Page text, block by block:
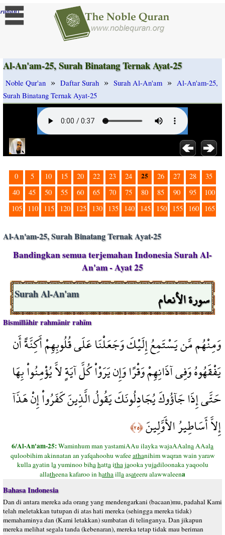
]
Al-An'am-25, Surah Binatang Ternak Ayat-25
Noble Qur'an » Daftar Surah » Surah Al-An'am » Al-An'am-25,
Surah Binatang Ternak Ayat-25
0 5 10 15 20 22 23 24 25 26 27 28
35
40
45 50 55 60 65 70 75 80 85 90 95
100
105
110 115 120 125 130 135 140 145 150 155 160 165
Al-An'am-25, Surah Binatang Ternak Ayat-25
Bandingkan semua terjemahan Indonesia Surah Al-
An'am - Ayat 25
سورة الأنعام Surah Al-An'am
Bismillāhir rahmānir rahīm
وَمِنْهُم مَّن يَسْتَمِعُ إِلَيْكَ وَجَعَلْنَا عَلَى قُلُوبِهِمْ أَكِنَّةً أَن
يَفْقَهُوهُ وَفِي آذَانِهِمْ وَقْرًا وَإِن يَرَوْاْ كُلَّ آيَةٍ لاَّ يُؤْمِنُواْ بِهَا
حَتَّى إِذَا جَآؤُوكَ يُجَادِلُونَكَ يَقُولُ الَّذِينَ كَفَرُواْ إِنْ هَذَآ
إِلاَّ أَسَاطِيرُ الأَوَّلِينَ﴿٢٥﴾
6/Al-An'am-25:Waminhum man yastamiAAu ilayka wajaAAalnaAAala
quloobihim akinnatan an yafqahoohu wafeeathanihim waqran wain yaraw
kullaayatin layuminoo bihahattaithajaooka yujadiloonaka yaqoolu
allatheena kafaroo in hathaillaasateeru alawwaleena
Bahasa Indonesia
Dan di antara mereka ada orang yang mendengarkani (bacaan)mu, padahal Kami
telah meletakkan tutupan di atas hati mereka (sehingga mereka tidak)
memahaminya dan (Kami letakkan) sumbatan di telinganya. Dan jikapun
mereka melihat segala tanda (kebenaran), mereka tetap tidak mau beriman